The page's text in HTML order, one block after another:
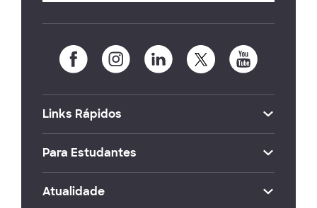
Links Rápidos
Para Estudantes
Atualidade